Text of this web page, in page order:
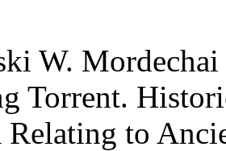
W.
Torrent.
to